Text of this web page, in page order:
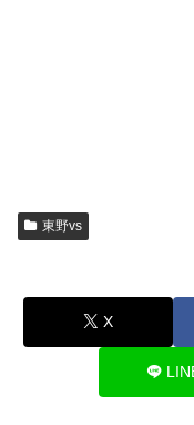
東野vs
X